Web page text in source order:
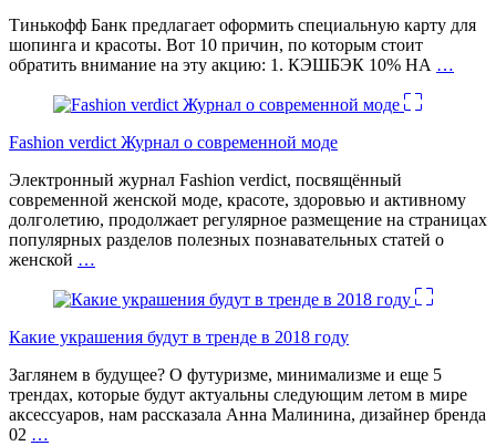
Тинькофф Банк предлагает оформить специальную карту для
шопинга и красоты. Вот 10 причин, по которым стоит
обратить внимание на эту акцию: 1. КЭШБЭК 10% НА …
Fashion verdict Журнал о современной моде
Электронный журнал Fashion verdict, посвящённый
современной женской моде, красоте, здоровью и активному
долголетию, продолжает регулярное размещение на страницах
популярных разделов полезных познавательных статей о
женской …
Какие украшения будут в тренде в 2018 году
Заглянем в будущее? О футуризме, минимализме и еще 5
трендах, которые будут актуальны следующим летом в мире
аксессуаров, нам рассказала Анна Малинина, дизайнер бренда
02 …